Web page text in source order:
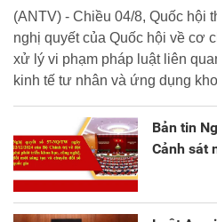
(ANTV) - Chiều 04/8, Quốc hội
nghị quyết của Quốc hội về cơ
xử lý vi phạm pháp luật liên
kinh tế tư nhân và ứng dụng
Bản tin
Cảnh sát